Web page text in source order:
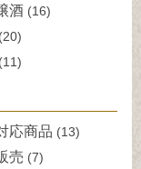
酒 (16)
(20)
(11)
応商品 (13)
売 (7)